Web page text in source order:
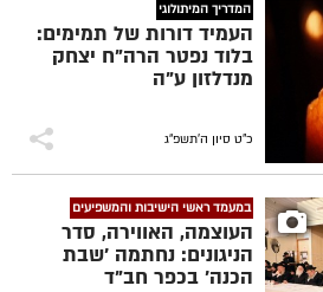
המדריך המיתולוגי
העמיד דורות של תמימים:
בלוד נפטר הרה"ח יצחק
מנדלזון ע"ה
כ"ט סיון ה׳תשפ״ג
במעמד ראשי הישיבות והמשפיעים
העוצמה, האווירה, סדר
הניגונים: נחתמה 'שבת
הכנה' בכפר חב"ד